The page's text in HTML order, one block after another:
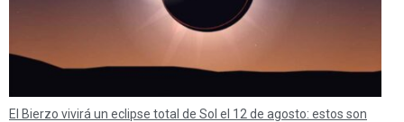
El Bierzo vivirá un eclipse total de Sol el 12 de agosto: estos son